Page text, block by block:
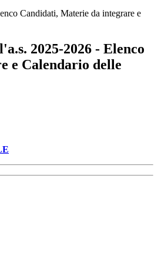
Candidati, Materie da integrare e
2025-2026 - Elenco
e Calendario delle